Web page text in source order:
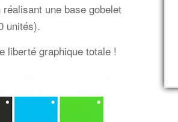
une base gobelet
unités).
liberté graphique totale !